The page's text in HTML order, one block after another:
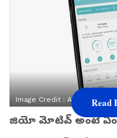
Image Credit : Amazon.in
జియో మోటివ్ అంటే
Read